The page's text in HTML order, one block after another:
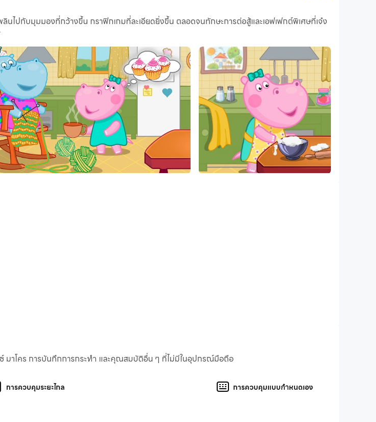
ก
กับหน้าจอขนาดใหญ่และคุณภาพความคมชัดสูงของเวอร์ชันพีซี!
นการปรุงอาหาร เมื่อมีการปรุงอาหารในห้องครัวจะไม่มีวิธีใดในการเล่น แต่การปรุงอาหาร
ต่ถ้าคุณมีความกระตือรือร้นในการปรุงอาหารแพนเค้กเค้กหรือคัพเค้ก? วิธีการปรุงอาหาร
กับ Hippo อยากรู้อยากเห็นของเราได้เปิดขึ้นโดยเฉพาะสำหรับพ่อแม่และลูก! เราไม่เพียง
ที่นี่คุณเป็นหัวหน้าเชฟ! ปรุงอาหารจานสำหรับทุกคน! ห้องครัวของคุณจะสะอาดและปราศจาก
องคุณปรุงอาหาร แน่นอนว่านี่เป็นครั้งแรกของเกมสนุกสนานดังนั้นการทำอาหารจะนำมาซึ่ง
นคุณจำเป็นต้องผสมส่วนผสมในลำดับที่ถูกต้องและดำเนินการทั้งหมดถูกต้อง สิ่งที่เราทำเค้กคัพ
ตอนท้ายของการทำอาหารมันจะสนุกมาก เราจะตกแต่งจานทั้งหมดให้เป็นรสชาติของเรา! จะ
าเกมมือถือ บริษัทของเรามีความเชี่ยวชาญในการสร้างเกมที่สนุกสนานและให้ความรู้สำหรับ
เคชันที่รวบรวมยอดดาวน์โหลดรวมกันกว่า 1 พันล้านครั้ง ด้วยทีมงานสร้างสรรค์ที่อุทิศตนเพื่อ
ยินดี การศึกษา และความบันเทิงเพียงปลายนิ้วสัมผัส
นไปกับมุมมองที่กว้างขึ้น กราฟิกเกมที่ละเอียดยิ่งขึ้น ตลอดจนทักษะการต่อสู้และเอฟเฟกต์พิเศษที่เจ๋ง
าโคร การบันทึกการกระทำ และคุณสมบัติอื่น ๆ ที่ไม่มีในอุปกรณ์มือถือ
การควบคุมระยะไกล การควบคุมแบบกำหนดเอง